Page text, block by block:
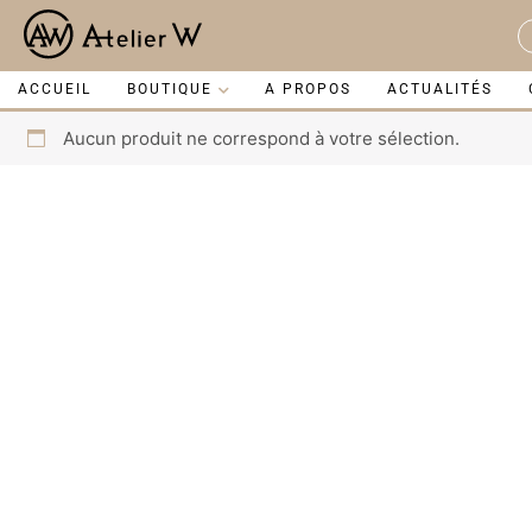
Aller
contenu ...
ACCUEIL BOUTIQUE A PROPOS ACTUALITÉS
Aucun produit ne correspond à votre sélection.